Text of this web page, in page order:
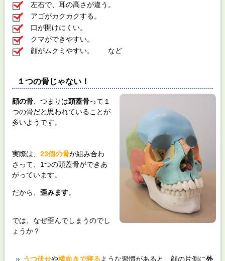
左右で、耳の高さが違う。
アゴがカクカクする。
口が開けにくい。
クマができやすい。
顔がムクミやすい。 など
１つの骨じゃない！
顔の骨、つまりは頭蓋骨って１
つの骨だと思われていることが
多いようです。
実際は、 23個の骨が組み合わ
さって、1つの頭蓋骨ができあ
がっています。
だから、 歪みます。
では、なぜ歪んでしまうのでし
ょうか？
うつ伏せや横向きで寝るような習慣があると、顔の片側に外